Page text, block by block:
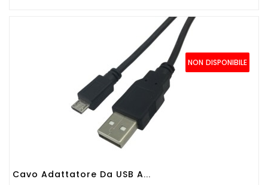
NON DISPONIBILE
Cavo Adattatore Da USB A...